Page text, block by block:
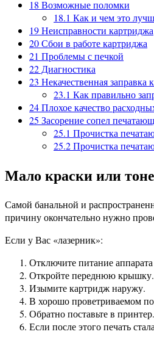
18 Возможные поломки
18.1 Как и чем это
19Неисправности картриджа
20Сбои в работе картриджа
21 Проблемы с печкой
22 Диагностика
23 Некачественная заправка
23.1 Как правильно
24Плохое качество
25 Засорение сопел
25.1 Прочистка
25.2Прочистка
Мало краски или
Самой банальной и
причину окончательно нужно
Если у Вас «лазерник»:
Отключите питание
Откройте переднюю крышку.
Изымите картридж наружу.
В хорошо проветриваемом
Обратно поставьте в принтер.
Если после этого печать